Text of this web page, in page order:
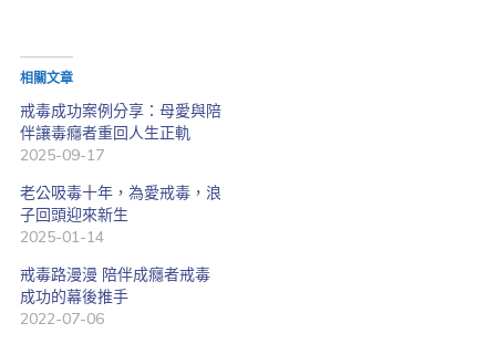
相關文章
戒毒成功案例分享：母愛與陪
伴讓毒癮者重回人生正軌
2025-09-17
老公吸毒十年，為愛戒毒，浪
子回頭迎來新生
2025-01-14
戒毒路漫漫 陪伴成癮者戒毒
成功的幕後推手
2022-07-06